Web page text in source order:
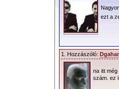
ezt a
1. Hozzászóló:
na itt
szám. ez